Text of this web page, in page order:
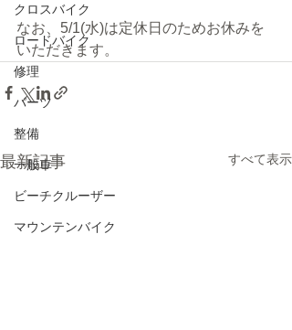
クロスバイク
ロードバイク
修理
パーツ
整備
一般車
ビーチクルーザー
マウンテンバイク
なお、5/1(水)は定休日のためお休みを
いただきます。
最新記事 すべて表示